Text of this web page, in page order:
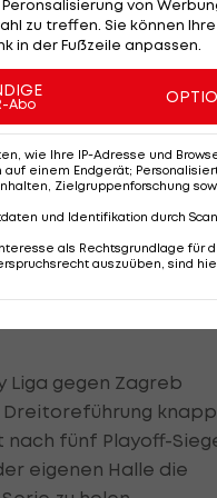
Elf Minuten später
Pintaric für
(37.) nahmen die
in Ljubljana.
(12./PP),
Liga gegen Zagreb
Dreitoreführung knapp
nach fünf Playoff-
eigenen Halle die
Peronsalisierung von
zu treffen. Sie können
in der Fußzeile anpassen.
Abo
wie Ihre IP-Adresse und
einem Endgerät;
Zielgruppenforschung
und Identifikation durch
als Rechtsgrundlage für
auszuüben, sind